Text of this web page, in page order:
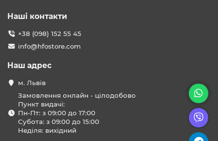
Наші контакти
+38 (098) 152 55 45
info@hfostore.com
Наш адрес
м. Львів
Замовлення онлайн - цілодобово
Пункт видачі:
Пн-Пт: з 09:00 до 17:00
Субота: з 09:00 до 15:00
Неділя: вихідний